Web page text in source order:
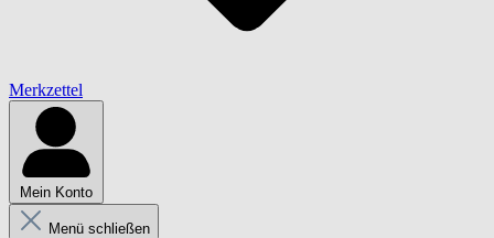
Merkzettel
Mein Konto
Menü schließen